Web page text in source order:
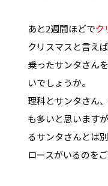
あと2週間ほどでク
クリスマスと言え
乗ったサンタさん
いでしょうか。
理科とサンタさん
も多いと思います
るサンタさんとは
ロースがいるのを